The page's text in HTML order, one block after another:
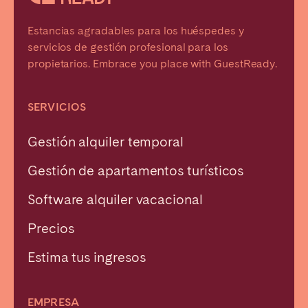
Estancias agradables para los huéspedes y
servicios de gestión profesional para los
propietarios. Embrace you place with GuestReady.
SERVICIOS
Gestión alquiler temporal
Gestión de apartamentos turísticos
Software alquiler vacacional
Precios
Estima tus ingresos
EMPRESA